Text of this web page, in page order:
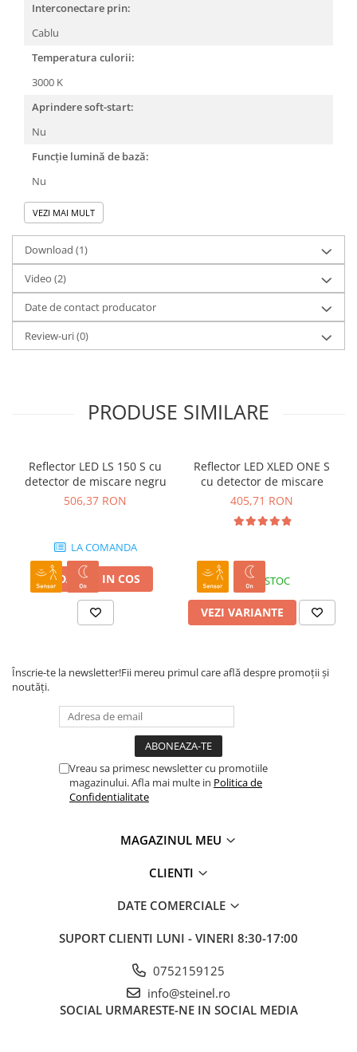
Interconectare prin:
Cablu
Temperatura culorii:
3000 K
Aprindere soft-start:
Nu
Funcție lumină de bază:
Nu
VEZI MAI MULT
Download (1)
Video (2)
Date de contact producator
Review-uri(0)
PRODUSE SIMILARE
Reflector LED LS 150 S cu
detector de miscare negru
506,37 RON
LA COMANDA
ADAUGA IN COS
Reflector LED XLED ONE S
cu detector de miscare
405,71 RON
IN STOC
VEZI VARIANTE
Înscrie-te la newsletter!Fii mereu primul care află despre promoții și
noutăți.
Vreau sa primesc newsletter cu promotiile
magazinului. Afla mai multe in Politica de
Confidentialitate
MAGAZINUL MEU
CLIENTI
DATE COMERCIALE
SUPORT CLIENTI LUNI - VINERI 8:30-17:00
0752159125
info@steinel.ro
SOCIAL URMARESTE-NE IN SOCIAL MEDIA